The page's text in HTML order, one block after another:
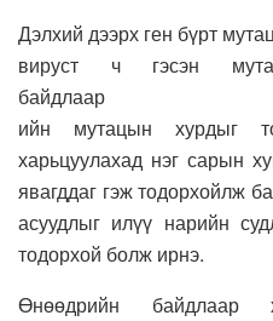
Дэлхий дээрх ген бүрт
вируст ч гэсэн
байдлаар
ийн мутацын хурдыг
харьцуулахад нэг сарын
явагддаг гэж тодорхойлж
асуудлыг илүү нарийн
тодорхой болж ирнэ.
Өнөөдрийн байдлаар